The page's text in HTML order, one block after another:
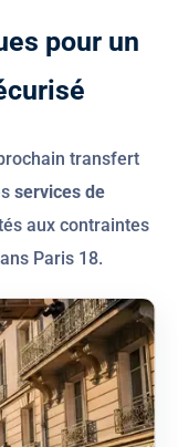
es pour un
curisé
transfert
services de
aux contraintes
Paris 18.